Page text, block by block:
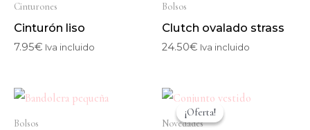
Cinturones
Cinturón liso
7.95€ Iva incluido
Bolsos
Clutch ovalado strass
24.50€ Iva incluido
Bolsos
¡Oferta!
¡Oferta!
Novedades
El
precio
original
El